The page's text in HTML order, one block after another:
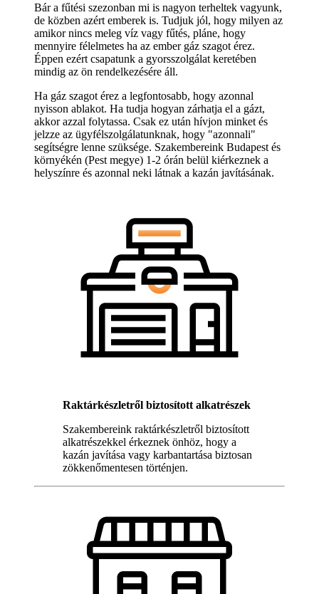
Bár a fűtési szezonban mi is nagyon terheltek vagyunk,
de közben azért emberek is. Tudjuk jól, hogy milyen az
amikor nincs meleg víz vagy fűtés, pláne, hogy
mennyire félelmetes ha az ember gáz szagot érez.
Éppen ezért csapatunk a gyorsszolgálat keretében
mindig az ön rendelkezésére áll.
Ha gáz szagot érez a legfontosabb, hogy azonnal
nyisson ablakot. Ha tudja hogyan zárhatja el a gázt,
akkor azzal folytassa. Csak ez után hívjon minket és
jelzze az ügyfélszolgálatunknak, hogy "azonnali"
segítségre lenne szüksége. Szakembereink Budapest és
környékén (Pest megye) 1-2 órán belül kiérkeznek a
helyszínre és azonnal neki látnak a kazán javításának.
Raktárkészletről biztosított alkatrészek
Szakembereink raktárkészletről biztosított
alkatrészekkel érkeznek önhöz, hogy a
kazán javítása vagy karbantartása biztosan
zökkenőmentesen történjen.